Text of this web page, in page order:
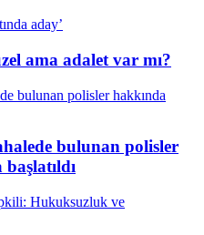
ama adalet var mı?
bulunan polisler